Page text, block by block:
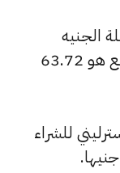
الجنيه
الاسترليني هو 63.37 جنيها، وسعر البيع هو 63.72
للشراء